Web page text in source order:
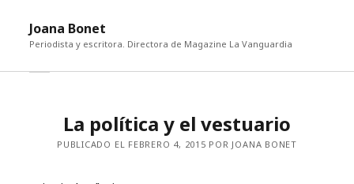
Joana Bonet
Periodista y escritora. Directora de Magazine La Vanguardia
La política y el vestuario
PUBLICADO EL FEBRERO 4, 2015 POR JOANA BONET